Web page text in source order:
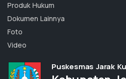
Produk Hukum
Dokumen Lainnya
Foto
Video
Puskesmas Jarak